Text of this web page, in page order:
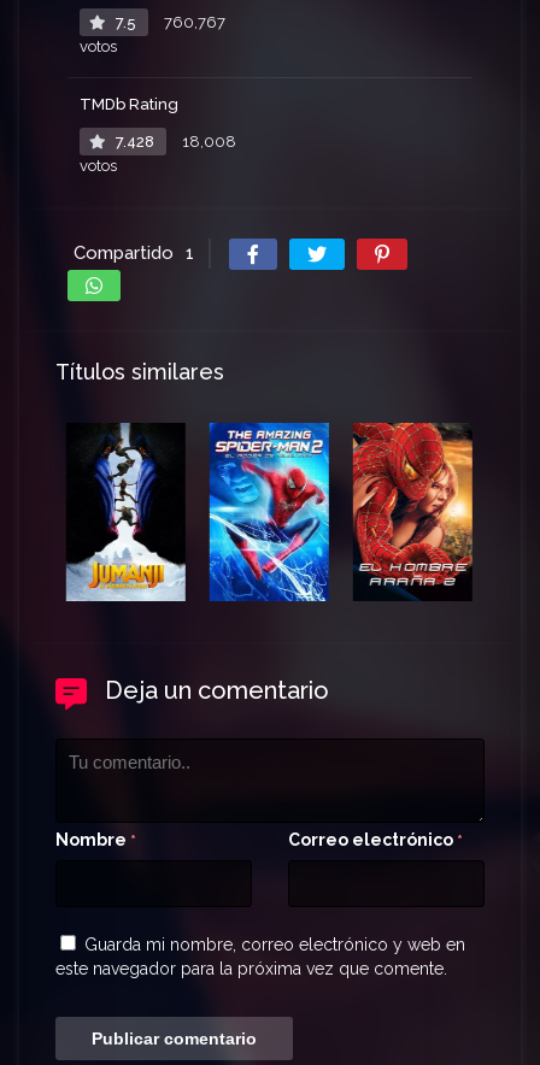
7.5
760,767
votos
TMDb Rating
7.428
18,008
votos
Compartido 1
Títulos similares
Deja un comentario
Nombre * Correo electrónico *
Guarda mi nombre, correo electrónico y web en
este navegador para la próxima vez que comente.